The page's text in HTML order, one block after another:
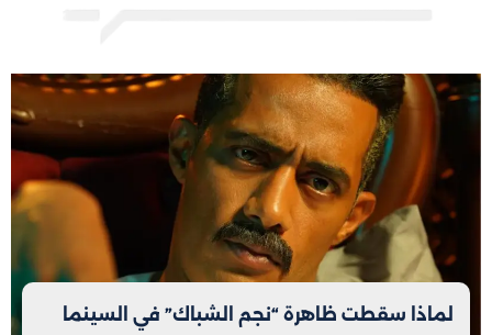
لماذا سقطت ظاهرة “نجم الشباك” في السينما